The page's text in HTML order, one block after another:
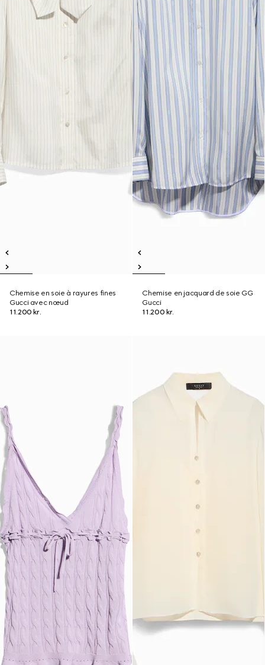
Chemise en soie à rayures fines
Gucci avec nœud
11.200 kr.
Chemise en jacquard de soie GG
Gucci
11.200 kr.